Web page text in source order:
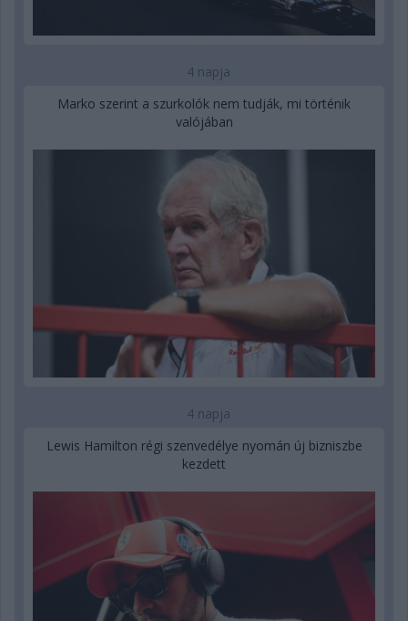
4 napja
Marko szerint a szurkolók nem tudják, mi történik
valójában
4 napja
Lewis Hamilton régi szenvedélye nyomán új bizniszbe
kezdett